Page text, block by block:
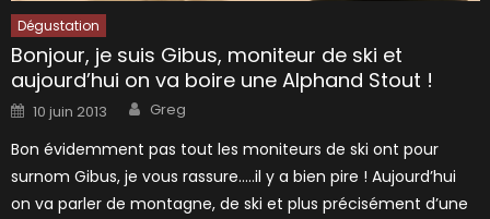
Dégustation
Bonjour, je suis Gibus, moniteur de ski et
aujourd’hui on va boire une Alphand Stout !
Posted
on
10 juin 2013 Author
Greg
Bon évidemment pas tout les moniteurs de ski ont pour
surnom Gibus, je vous rassure…..il y a bien pire ! Aujourd’hui
on va parler de montagne, de ski et plus précisément d’une